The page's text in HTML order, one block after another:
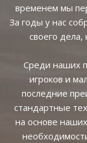
временем мы
За годы у нас
своего
Среди наших
игроков и
последние
стандартные
на основе